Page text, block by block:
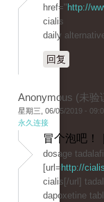
href=" http://
cialis
daily
回复
Anonymous (未验
星期三, 06/05/2019 -
永久连接
冒个泡吧！
dosage
[url= http://
cialis[/url]
dapoxetine